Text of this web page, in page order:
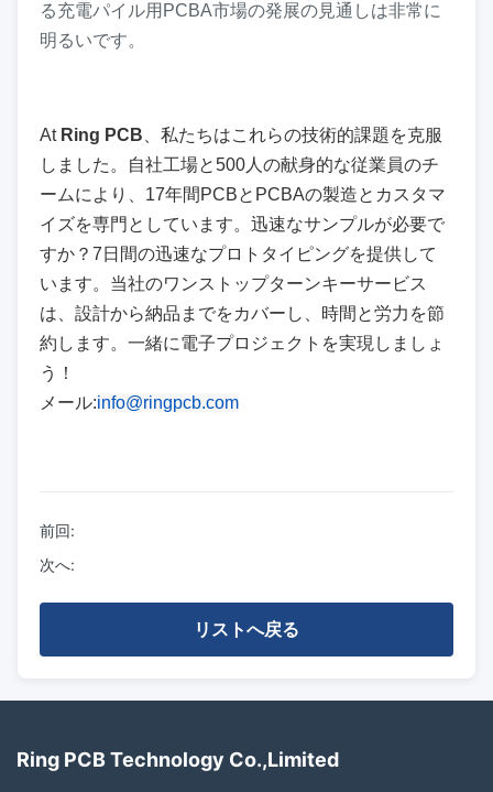
る充電パイル用PCBA市場の発展の見通しは非常に
明るいです。
At Ring PCB 、私たちはこれらの技術的課題を克服
しました。自社工場と500人の献身的な従業員のチ
ームにより、17年間PCBとPCBAの製造とカスタマ
イズを専門としています。迅速なサンプルが必要で
すか？7日間の迅速なプロトタイピングを提供して
います。当社のワンストップターンキーサービス
は、設計から納品までをカバーし、時間と労力を節
約します。一緒に電子プロジェクトを実現しましょ
う！
メール:info@ringpcb.com
前回:
次へ:
リストへ戻る
Ring PCB Technology Co.,Limited